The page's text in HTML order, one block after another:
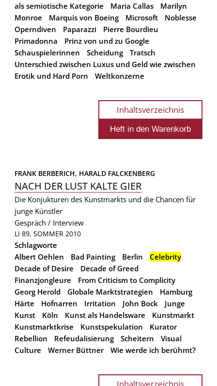
als semiotische Kategorie
Maria Callas
Marilyn
Monroe
Marquis von Boeing Microsoft
Noblesse
Operndiven
Paparazzi
Pierre Bourdieu
Primadonna
Prinz von und zu Google
Schauspielerinnen
Scheidung
Tratsch
Unterschied zwischen Luxus und Geld wie zwischen
Erotik und Hard Porn
Weltkonzerne
Inhaltsverzeichnis
FRANK BERBERICH, HARALD FALCKENBERG
NACH DER LUST KALTE GIER
Die Konjukturen des Kunstmarkts und die Chancen für
junge Künstler
Gespräch / Interview
LI 89, SOMMER 2010
Schlagworte
Albert Oehlen
Bad Painting Berlin
Celebrity
Decade of Desire
Decade of Greed
Finanzjongleure
From Criticism to Complicity
Georg Herold
Globale Marktstrategien
Hamburg
Härte
Hofnarren Irritation John Bock
Junge
Kunst
Köln Kunst als Handelsware
Kunstmarkt
Kunstmarktkrise
Kunstspekulation
Kurator
Rebellion
Refeudalisierung Scheitern
Visual
Culture
Werner Büttner Wie werde ich berühmt?
Inhaltsverzeichnis